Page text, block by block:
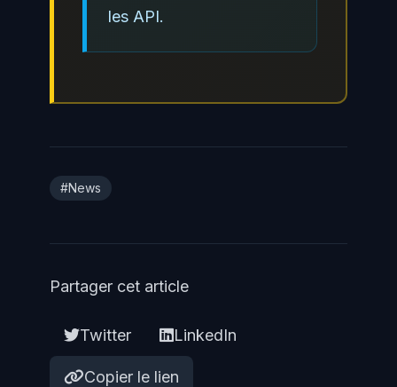
les API.
#News
Partager cet article
Twitter LinkedIn
Copier le lien